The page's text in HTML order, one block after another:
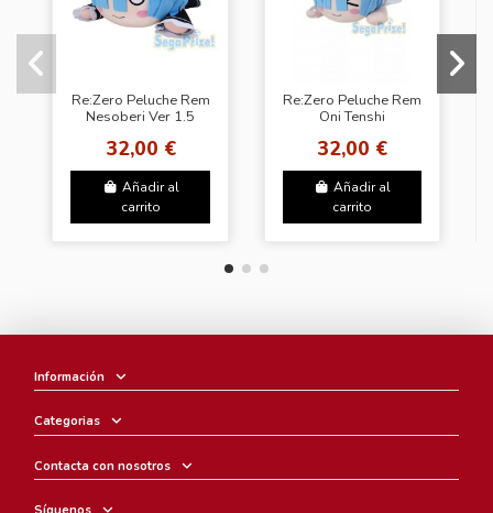
Re:Zero Peluche Rem
Nesoberi Ver 1.5
32,00 €
Añadir al
carrito
Re:Zero Peluche Rem
Oni Tenshi
32,00 €
Añadir al
carrito
Información
Categorias
Contacta con nosotros